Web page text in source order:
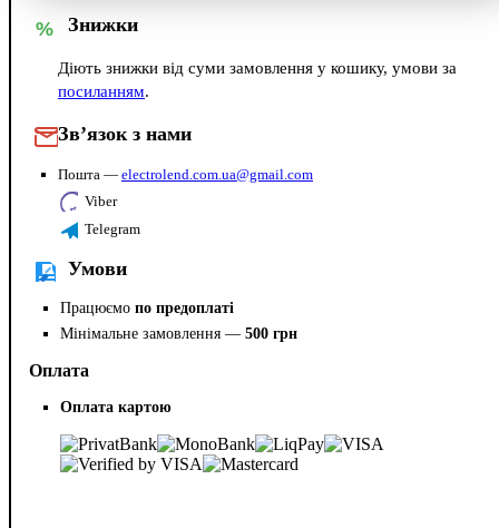
% Знижки
Діють знижки від суми замовлення у кошику, умови за
посиланням.
Зв’язок з нами
Пошта — electrolend.com.ua@gmail.com
Viber
Telegram
Умови
Працюємо по предоплаті
Мінімальне замовлення — 500 грн
Оплата
Оплата картою